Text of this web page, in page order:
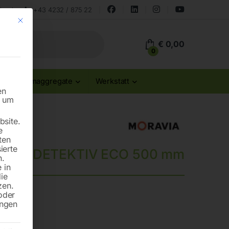
+43 4232 / 875 22
0
€ 0,00
Stromaggregate Werkstatt
DETEKTIV ECO 500 mm
Mit diesem Button wird der Dialog geschlossen. Seine Funktionalität ist
in